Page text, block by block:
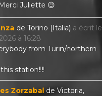
Merci Juliette 😉
de Torino (Italia) a écrit le
à 16:28
from Turin/northern-
station!!!!
Zorzabal de Victoria,